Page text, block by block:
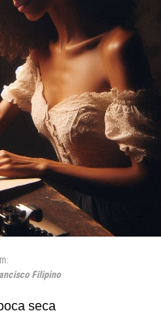
Filipino
seca